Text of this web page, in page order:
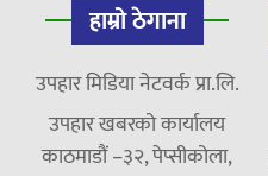
हाम्रो ठेगाना
उपहार मिडिया नेटवर्क प्रा.लि.
उपहार खबरको कार्यालय
काठमाडौं –३२, पेप्सीकोला,